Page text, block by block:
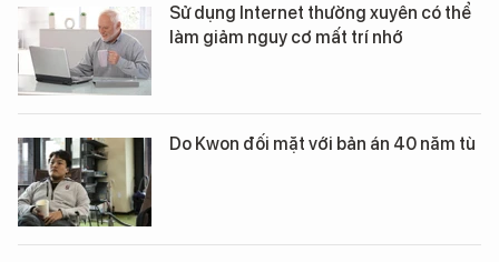
Sử dụng Internet thường xuyên có thể
làm giảm nguy cơ mất trí nhớ
Do Kwon đối mặt với bản án 40 năm tù